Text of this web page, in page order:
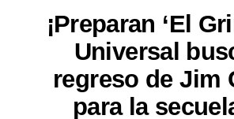
¡Preparan ‘El
Universal
regreso de Jim
para la